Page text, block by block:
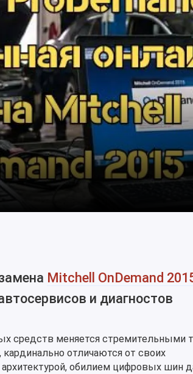
Mitchell OnDemand
и диагностов
средств меняется стремительными
отличаются от своих
обилием цифровых шин